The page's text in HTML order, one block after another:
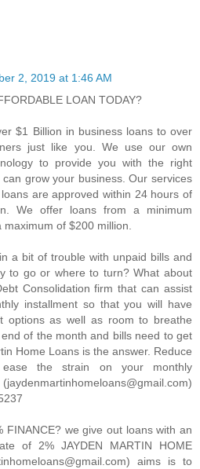
2, 2019 at 1:46 AM
LOAN TODAY?
$1 Billion in business loans to over
just like you. We use our own
to provide you with the right
grow your business. Our services
are approved within 24 hours of
We offer loans from a minimum
of $200 million.
a bit of trouble with unpaid bills and
to go or where to turn? What about
Consolidation firm that can assist
installment so that you will have
options as well as room to breathe
of the month and bills need to get
Home Loans is the answer. Reduce
the strain on your monthly
FINANCE? we give out loans with an
of 2% JAYDEN MARTIN HOME
aims is to